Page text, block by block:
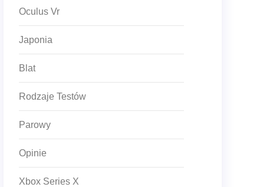
Oculus Vr
Japonia
Blat
Rodzaje Testów
Parowy
Opinie
Xbox Series X